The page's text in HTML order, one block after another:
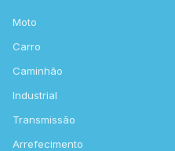
Moto
Carro
Caminhão
Industrial
Transmissão
Arrefecimento